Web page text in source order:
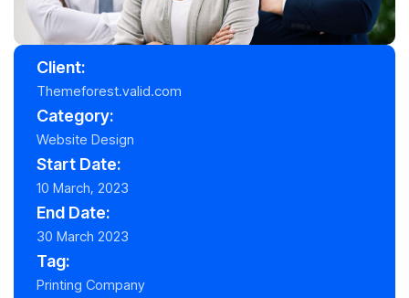
Client:
Themeforest.valid.com
Category:
Website Design
Start Date:
10 March, 2023
End Date:
30 March 2023
Tag:
Printing Company